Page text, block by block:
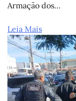
Armação dos…
Leia Mais